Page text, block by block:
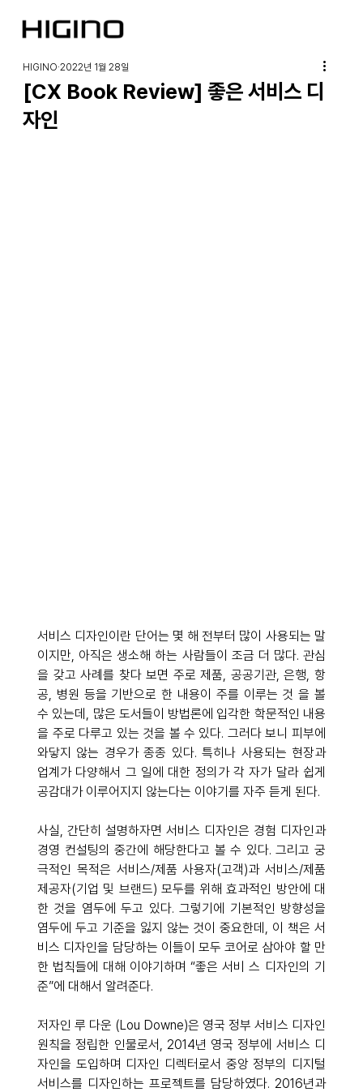
[CX Book Review] 좋은 서비스 디
자인
HIGINO 2022년 1월 28일
서비스 디자인이란 단어는 몇 해 전부터 많이 사용되는 말
이지만, 아직은 생소해 하는 사람들이 조금 더 많다. 관심
을 갖고 사례를 찾다 보면 주로 제품, 공공기관, 은행, 항
공, 병원 등을 기반으로 한 내용이 주를 이루는 것 을 볼
수 있는데, 많은 도서들이 방법론에 입각한 학문적인 내용
을 주로 다루고 있는 것을 볼 수 있다. 그러다 보니 피부에
와닿지 않는 경우가 종종 있다. 특히나 사용되는 현장과
업계가 다양해서 그 일에 대한 정의가 각 자가 달라 쉽게
공감대가 이루어지지 않는다는 이야기를 자주 듣게 된다.
사실, 간단히 설명하자면 서비스 디자인은 경험 디자인과
경영 컨설팅의 중간에 해당한다고 볼 수 있다. 그리고 궁
극적인 목적은 서비스/제품 사용자(고객)과 서비스/제품
제공자(기업 및 브랜드) 모두를 위해 효과적인 방안에 대
한 것을 염두에 두고 있다. 그렇기에 기본적인 방향성을
염두에 두고 기준을 잃지 않는 것이 중요한데, 이 책은 서
비스 디자인을 담당하는 이들이 모두 코어로 삼아야 할 만
한 법칙들에 대해 이야기하며 “좋은 서비 스 디자인의 기
준”에 대해서 알려준다.
저자인 루 다운 (Lou Downe)은 영국 정부 서비스 디자인
원칙을 정립한 인물로서, 2014년 영국 정부에 서비스 디
자인을 도입하며 디자인 디렉터로서 중앙 정부의 디지털
서비스를 디자인하는 프로젝트를 담당하였다. 2016년과